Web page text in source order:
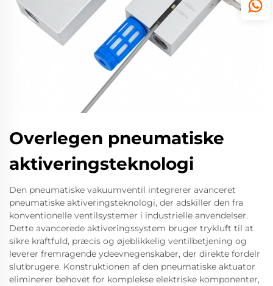
Overlegen pneumatiske
aktiveringsteknologi
Den pneumatiske vakuumventil integrerer avanceret
pneumatiske aktiveringsteknologi, der adskiller den fra
konventionelle ventilsystemer i industrielle anvendelser.
Dette avancerede aktiveringssystem bruger trykluft til at
sikre kraftfuld, præcis og øjeblikkelig ventilbetjening og
leverer fremragende ydeevnegenskaber, der direkte fordelr
slutbrugere. Konstruktionen af den pneumatiske aktuator
eliminerer behovet for komplekse elektriske komponenter,